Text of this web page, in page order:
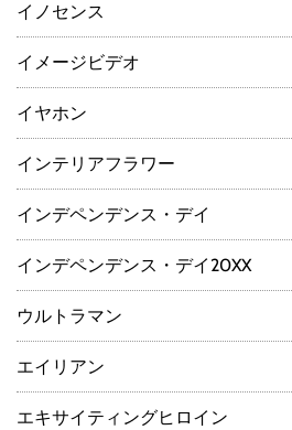
イノセンス
イメージビデオ
イヤホン
インテリアフラワー
インデペンデンス・デイ
インデペンデンス・デイ20XX
ウルトラマン
エイリアン
エキサイティングヒロイン